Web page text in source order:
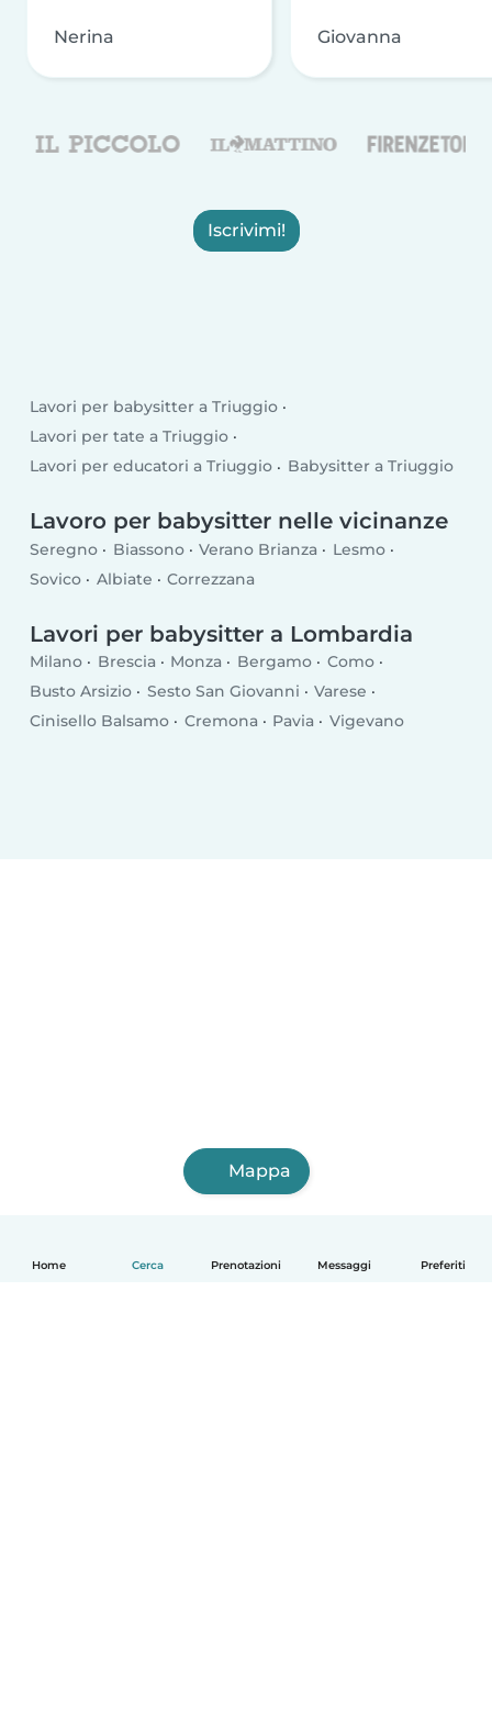
Home Cerca Prenotazioni Messaggi Preferiti
Nerina Giovanna
Iscrivimi!
Lavori per babysitter a Triuggio
Lavori per tate a Triuggio
Lavori per educatori a Triuggio
Babysitter a Triuggio
Lavoro per babysitter nelle vicinanze
Seregno Biassono Verano Brianza
Lesmo
Sovico
Albiate Correzzana
Lavori per babysitter a Lombardia
Milano Brescia Monza Bergamo
Como
Busto Arsizio
Sesto San Giovanni
Varese
Cinisello Balsamo
Cremona Pavia Vigevano
Mappa